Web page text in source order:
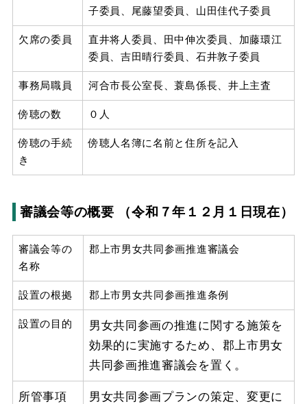
子委員、尾藤望委員、山田佳代子委員
欠席の委員
直井将人委員、田中伸次委員、加藤環江
委員、吉田晴行委員、石井敦子委員
事務局職員 河合市長公室長、蓑島係長、井上主査
傍聴の数 ０人
傍聴の手続
き
傍聴人名簿に名前と住所を記入
審議会等の概要 （令和７年１２月１日現在）
審議会等の
名称
郡上市男女共同参画推進審議会
設置の根拠 郡上市男女共同参画推進条例
設置の目的
男女共同参画の推進に関する施策を
効果的に実施するため、郡上市男女
共同参画推進審議会を置く。
所管事項
男女共同参画プランの策定、変更に